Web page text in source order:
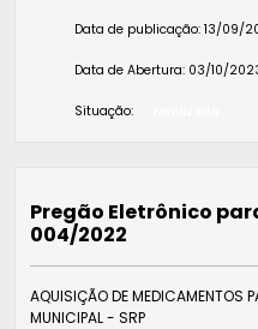
Data de publicação: 13/09/
Data de Abertura: 03/10/
Situação:
Pregão Eletrônico
004/2022
AQUISIÇÃO DE MEDICAMENTOS
MUNICIPAL - SRP